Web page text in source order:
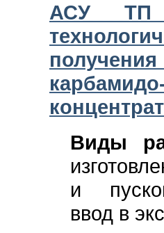
АСУ ТП
Виды
и
ввод в